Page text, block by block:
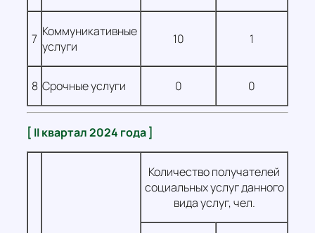
7 Коммуникативные
услуги
10 1
8 Срочные услуги 0 0
[ II квартал 2024 года ]
Количество получателей
социальных услуг данного
вида услуг, чел.